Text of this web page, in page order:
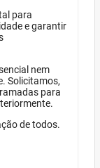
para
e garantir
nem
Solicitamos,
para
de todos.